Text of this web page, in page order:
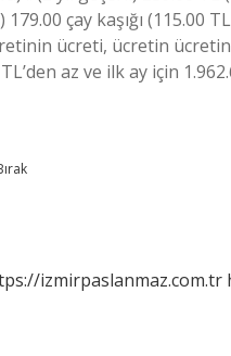
çay kaşığı (115.00
ücreti, ücretin
az ve ilk ay için
izmirpaslanmaz.com.tr